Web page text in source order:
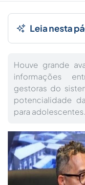
Leia nesta
Houve grande
informações
gestoras do
potencialidade
para adolescentes.